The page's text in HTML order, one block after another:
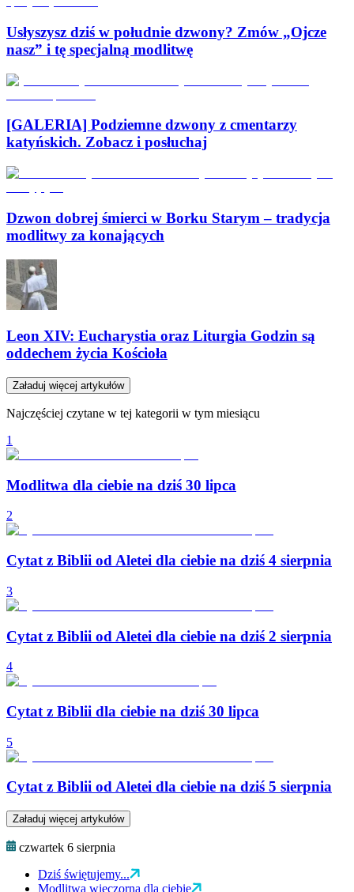
Usłyszysz dziś w południe dzwony? Zmów „Ojcze
nasz” i tę specjalną modlitwę
[GALERIA] Podziemne dzwony z cmentarzy
katyńskich. Zobacz i posłuchaj
Dzwon dobrej śmierci w Borku Starym – tradycja
modlitwy za konających
Leon XIV: Eucharystia oraz Liturgia Godzin są
oddechem życia Kościoła
Załaduj więcej artykułów
Najczęściej czytane w tej kategorii w tym miesiącu
1
Modlitwa dla ciebie na dziś 30 lipca
2
Cytat z Biblii od Aletei dla ciebie na dziś 4 sierpnia
3
Cytat z Biblii od Aletei dla ciebie na dziś 2 sierpnia
4
Cytat z Biblii dla ciebie na dziś 30 lipca
5
Cytat z Biblii od Aletei dla ciebie na dziś 5 sierpnia
Załaduj więcej artykułów
czwartek 6 sierpnia
Dziś świętujemy...
Modlitwa wieczorna dla ciebie